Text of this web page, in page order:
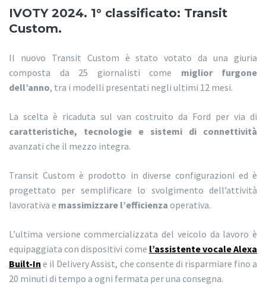
IVOTY 2024. 1° classificato: Transit
Custom.
Il nuovo Transit Custom è stato votato da una giuria
composta da 25 giornalisti come miglior furgone
dell’anno, tra i modelli presentati negli ultimi 12 mesi.
La scelta è ricaduta sul van costruito da Ford per via di
caratteristiche, tecnologie e sistemi di connettività
avanzati che il mezzo integra.
Transit Custom è prodotto in diverse configurazioni ed è
progettato per semplificare lo svolgimento dell’attività
lavorativa e massimizzare l’efficienza operativa.
L’ultima versione commercializzata del veicolo da lavoro è
equipaggiata con dispositivi come l’assistente vocale Alexa
Built-In e il Delivery Assist, che consente di risparmiare fino a
20 minuti di tempo a ogni fermata per una consegna.